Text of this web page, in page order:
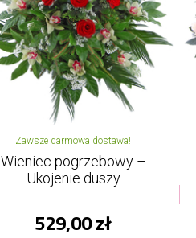
Zawsze darmowa dostawa!
Wieniec pogrzebowy –
Ukojenie duszy
529,00 zł